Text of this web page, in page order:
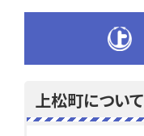
上松町について